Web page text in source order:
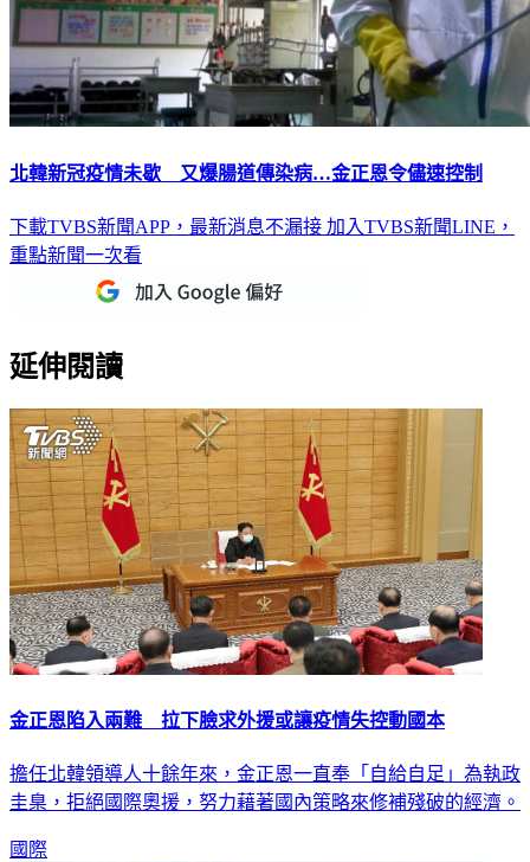
北韓新冠疫情未歇 又爆腸道傳染病…金正恩令儘速控制
下載TVBS新聞APP，最新消息不漏接 加入TVBS新聞LINE，
重點新聞一次看
延伸閱讀
金正恩陷入兩難 拉下臉求外援或讓疫情失控動國本
擔任北韓領導人十餘年來，金正恩一直奉「自給自足」為執政
圭臬，拒絕國際奧援，努力藉著國內策略來修補殘破的經濟。
國際